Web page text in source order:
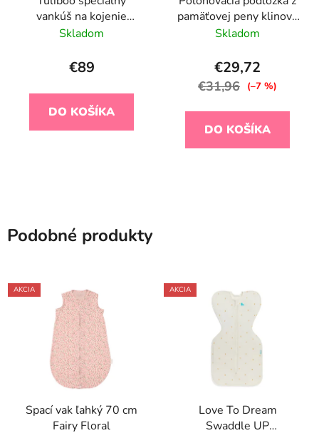
vankúš na kojenie
macko
Skladom
€89
DO KOŠÍKA
pamäťovej peny klinová
Airknit Grey
Skladom
€29,72
€31,96 (–7 %)
DO KOŠÍKA
Podobné produkty
AKCIA
Spací vak ľahký 70 cm
Fairy Floral
AKCIA
Love To Dream
Swaddle UP